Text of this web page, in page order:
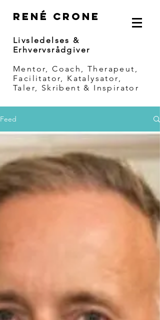
RENÉ CRONE
Livsledelses &
Erhvervsrådgiver
Mentor, Coach, Therapeut,
Facilitator, Katalysator,
Taler, Skribent & Inspirator
Feed